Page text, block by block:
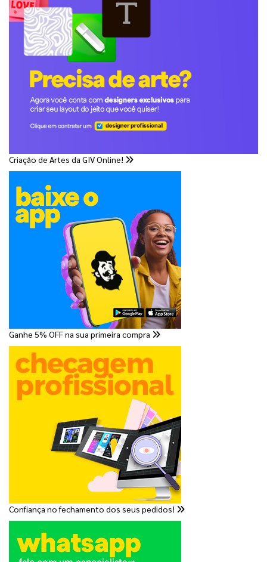
Criação de Artes da GIV Online!
Ganhe 5% OFF na sua primeira compra
Confiança no fechamento dos seus pedidos!